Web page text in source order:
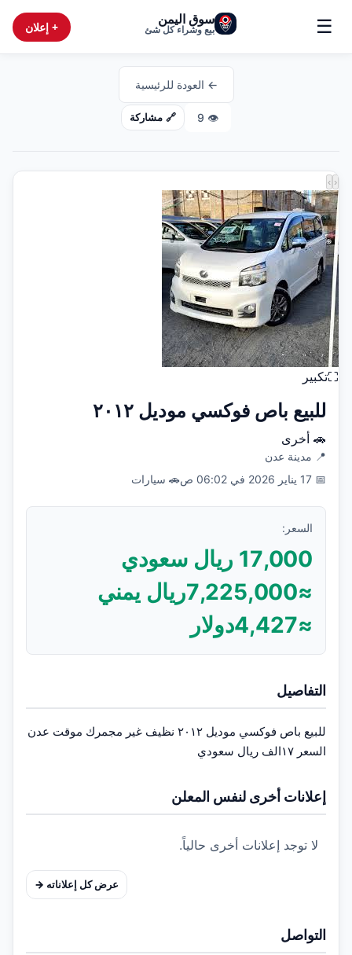
☰ سوق اليمن
بيع وشراء كل شئ + إعلان
← العودة للرئيسية
👁️
9 🔗 مشاركة
‹
›
⛶تكبير
للبيع باص فوكسي موديل ٢٠١٢
🚗 أخرى
📍 مدينة عدن
📅 17 يناير 2026 في 06:02 ص 🚗 سيارات
السعر:
17,000 ريال سعودي
≈
7,225,000ريال يمني
≈
4,427دولار
التفاصيل
السعر ١٧الف ريال سعودي
إعلانات أخرى لنفس المعلن
لا توجد إعلانات أخرى حالياً.
عرض كل إعلاناته →
التواصل